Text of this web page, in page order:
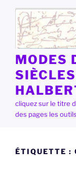
contenu
principal
MODES
cliquez sur le titre
des pages les
ÉTIQUETTE :